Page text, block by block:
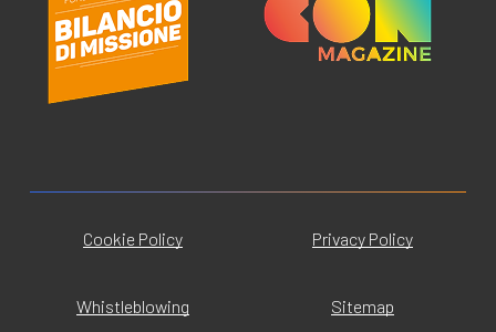
Cookie Policy Privacy Policy
Whistleblowing Sitemap